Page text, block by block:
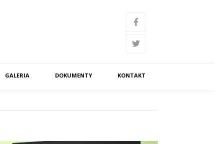
GALERIA DOKUMENTY KONTAKT